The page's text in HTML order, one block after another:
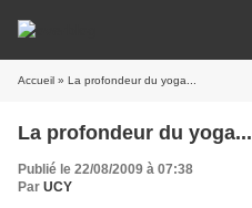
Accueil » La profondeur du yoga...
La profondeur du yoga...
Publié le 22/08/2009 à 07:38
Par UCY